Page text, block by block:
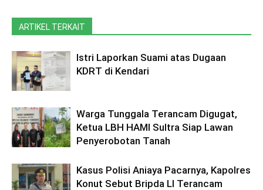
ARTIKEL TERKAIT
Istri Laporkan Suami atas Dugaan
KDRT di Kendari
Warga Tunggala Terancam Digugat,
Ketua LBH HAMI Sultra Siap Lawan
Penyerobotan Tanah
Kasus Polisi Aniaya Pacarnya, Kapolres
Konut Sebut Bripda LI Terancam